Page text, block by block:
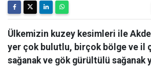
Ülkemizin kuzey kesimleri ile
yer çok bulutlu, birçok bölge ve il
sağanak ve gök gürültülü sağanak